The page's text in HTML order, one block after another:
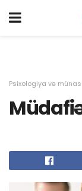
Psixologiya və